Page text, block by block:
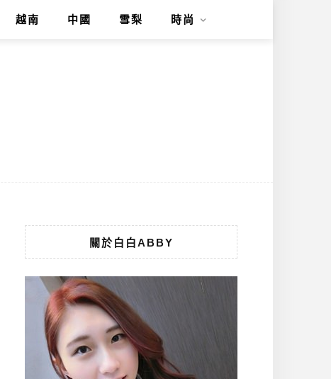
越南 中國 雪梨 時尚
關於白白ABBY